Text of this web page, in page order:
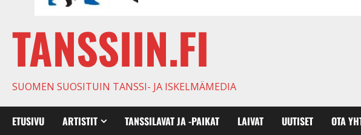
TANSSIIN.FI
SUOMEN SUOSITUIN TANSSI- JA ISKELMÄMEDIA
ETUSIVU ARTISTIT TANSSILAVAT JA -PAIKAT LAIVAT UUTISET OTA